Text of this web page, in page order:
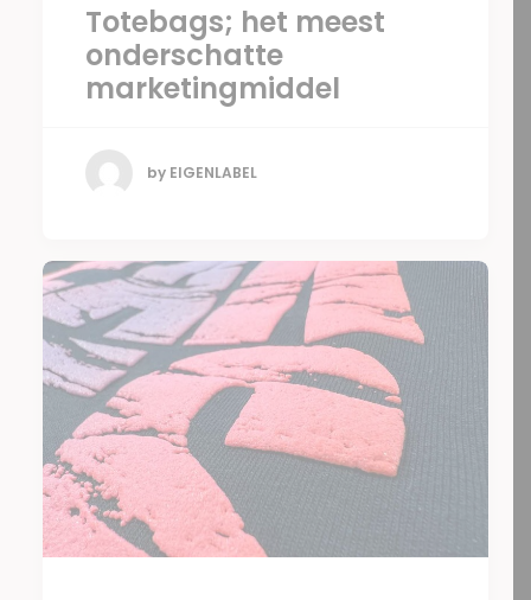
Totebags; het meest
onderschatte
marketingmiddel
by EIGENLABEL